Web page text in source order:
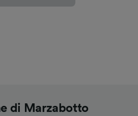
di Marzabotto